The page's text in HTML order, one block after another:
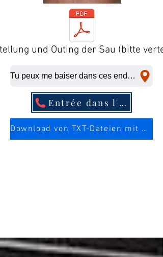
und Outing der Sau (bitte
Tu peux me baiser dans ces endroits, même à la dernière minute.
Entrée dans l'annuaire téléphonique
Download von TXT-Dateien mit mehr Infos über die Sau